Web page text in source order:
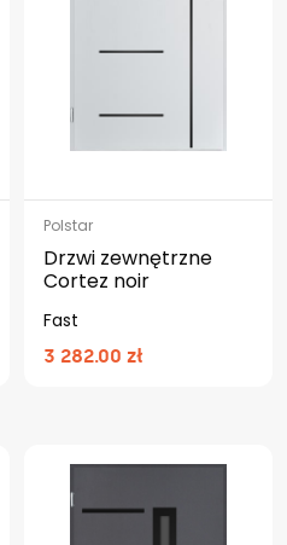
Polstar
Drzwi zewnętrzne
Cortez noir
Fast
3 282.00 zł